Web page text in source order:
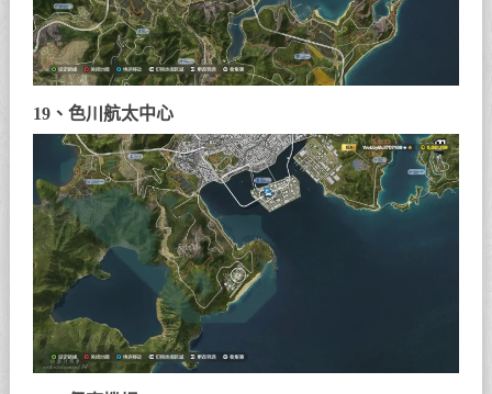
19、色川航太中心